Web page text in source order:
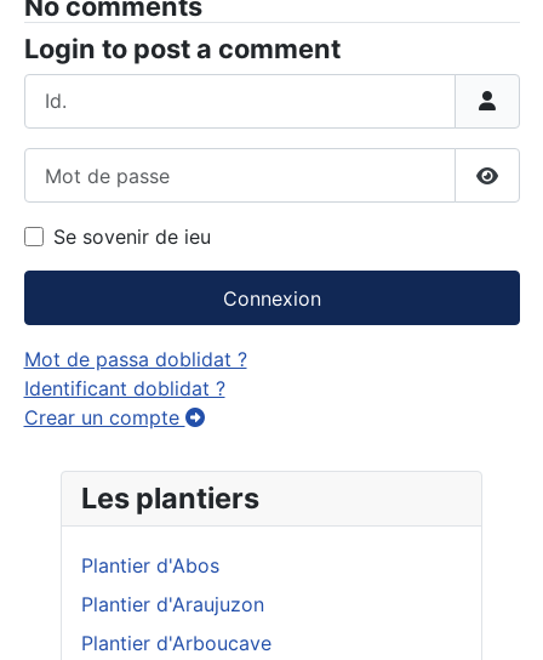
Login to post a comment
Se sovenir de ieu
Connexion
Mot de passa doblidat ?
Identificant doblidat ?
Crear un compte
Les plantiers
Plantier d'Abos
Plantier d'Araujuzon
Plantier d'Arboucave